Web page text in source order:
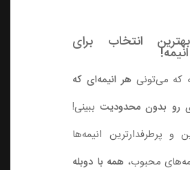
بهترین انتخاب برای
که می‌تونی هر انیمه‌ای که
رو بدون محدودیتببینی!
و پرطرفدارترین انیمه‌ها
محبوب، همه با دوبله